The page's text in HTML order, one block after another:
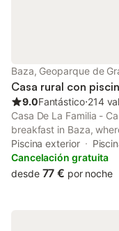
Baza, Geoparque de
Casa rural con
9.0Fantástico⋅214
Casa De La Familia -
breakfast in Baza,
outdoor swimming
property has mountain
Piscina exterior
Cancelación gratuita
desde 77 € por noche